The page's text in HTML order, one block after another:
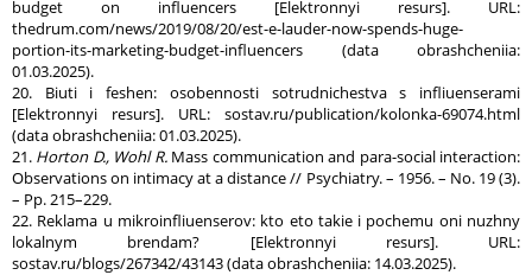
budget on influencers [Elektronnyi resurs]. URL:
thedrum.com/news/2019/08/20/est-e-lauder-now-spends-huge-
portion-its-marketing-budget-influencers (data obrashcheniia:
01.03.2025).
20. Biuti i feshen: osobennosti sotrudnichestva s infliuenserami
[Elektronnyi resurs]. URL: sostav.ru/publication/kolonka-69074.html
(data obrashcheniia: 01.03.2025).
21. Horton D., Wohl R.Mass communication and para-social interaction:
Observations on intimacy at a distance // Psychiatry. – 1956. – No. 19 (3).
– Pp. 215–229.
22. Reklama u mikroinfliuenserov: kto eto takie i pochemu oni nuzhny
lokalnym brendam? [Elektronnyi resurs]. URL:
sostav.ru/blogs/267342/43143 (data obrashcheniia: 14.03.2025).